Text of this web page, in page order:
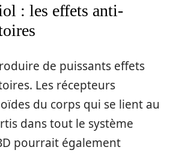
: les effets anti-
de puissants effets
Les récepteurs
du corps qui se lient au
dans tout le système
pourrait également